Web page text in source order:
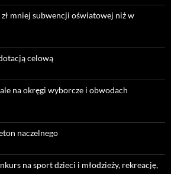
mniej subwencji oświatowej niż w
celową
na okręgi wyborcze i obwodach
naczelnego
na sport dzieci i młodzieży, rekreację,